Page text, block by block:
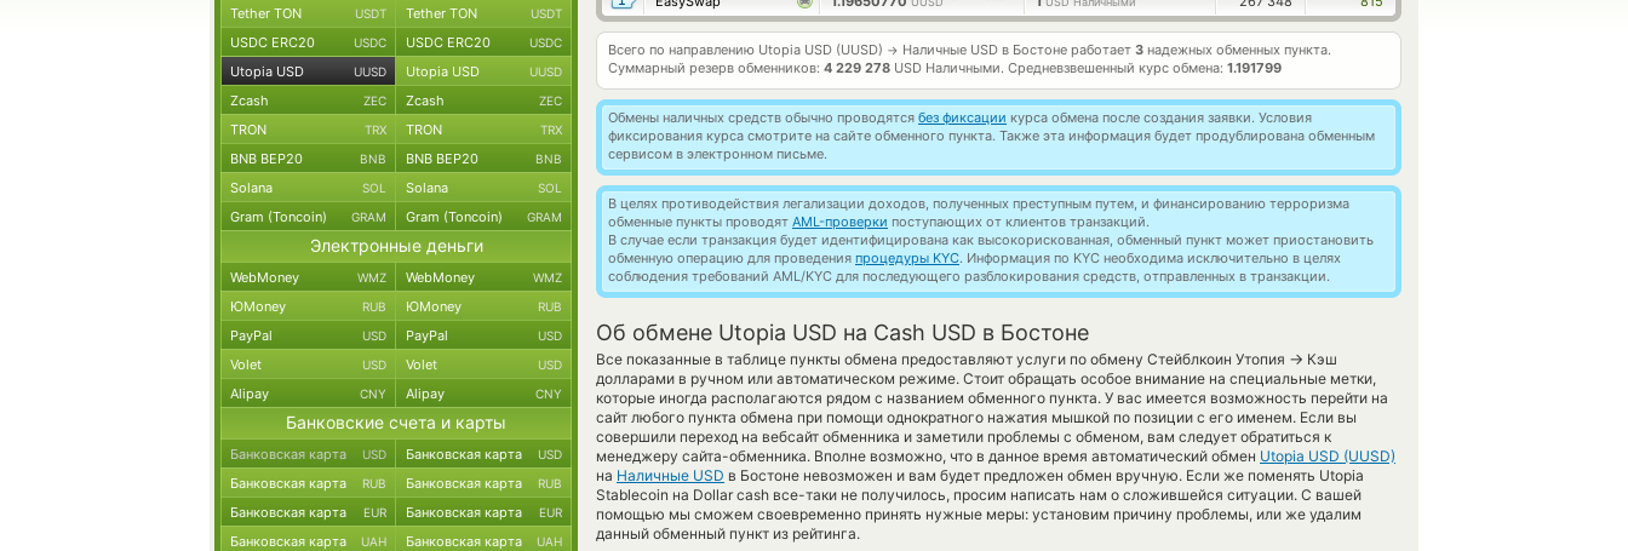
Всего по направлению Utopia USD (UUSD) → Наличные USD в Бостоне работает 3 надежных обменных пункта.
Суммарный резерв обменников: 4 229 278 USD Наличными. Средневзвешенный курс обмена: 1.191799
Обмены наличных средств обычно проводятся без фиксации курса обмена после создания заявки. Условия
фиксирования курса смотрите на сайте обменного пункта. Также эта информация будет продублирована обменным
сервисом в электронном письме.
В целях противодействия легализации доходов, полученных преступным путем, и финансированию терроризма
обменные пункты проводят AML-проверки поступающих от клиентов транзакций.
В случае если транзакция будет идентифицирована как высокорискованная, обменный пункт может приостановить
обменную операцию для проведения процедуры KYC. Информация по KYC необходима исключительно в целях
соблюдения требований AML/KYC для последующего разблокирования средств, отправленных в транзакции.
Об обмене Utopia USD на Cash USD в Бостоне
Все показанные в таблице пункты обмена предоставляют услуги по обмену Стейблкоин Утопия → Кэш
долларами в ручном или автоматическом режиме. Стоит обращать особое внимание на специальные метки,
которые иногда располагаются рядом с названием обменного пункта. У вас имеется возможность перейти на
сайт любого пункта обмена при помощи однократного нажатия мышкой по позиции с его именем. Если вы
совершили переход на вебсайт обменника и заметили проблемы с обменом, вам следует обратиться к
менеджеру сайта-обменника. Вполне возможно, что в данное время автоматический обмен Utopia USD (UUSD)
на Наличные USD в Бостоне невозможен и вам будет предложен обмен вручную. Если же поменять Utopia
Stablecoin на Dollar cash все-таки не получилось, просим написать нам о сложившейся ситуации. С вашей
помощью мы сможем своевременно принять нужные меры: установим причину проблемы, или же удалим
данный обменный пункт из рейтинга.
Tether TON USDT Tether TON USDT
USDC ERC20 USDC USDC ERC20 USDC
Utopia USD UUSD Utopia USD UUSD
Zcash ZEC Zcash ZEC
TRON TRX TRON TRX
BNB BEP20 BNB BNB BEP20 BNB
Solana SOL Solana SOL
Gram (Toncoin) GRAM Gram (Toncoin) GRAM
Электронные деньги
WebMoney WMZ WebMoney WMZ
ЮMoney RUB ЮMoney RUB
PayPal USD PayPal USD
Volet USD Volet USD
Alipay CNY Alipay CNY
Банковские счета и карты
Банковская карта USD Банковская карта USD
Банковская карта RUB Банковская карта RUB
Банковская карта EUR Банковская карта EUR
Банковская карта UAH Банковская карта UAH